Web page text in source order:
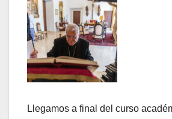
Llegamos a final del curso